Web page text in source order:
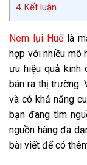
4 Kết luận
Nem lụi Huếlà
hợp với nhiều mô
ưu hiệu quả kinh
bán ra thị trường.
và có khả năng
bạn đang tìm
nguồn hàng đa
bài viết để có